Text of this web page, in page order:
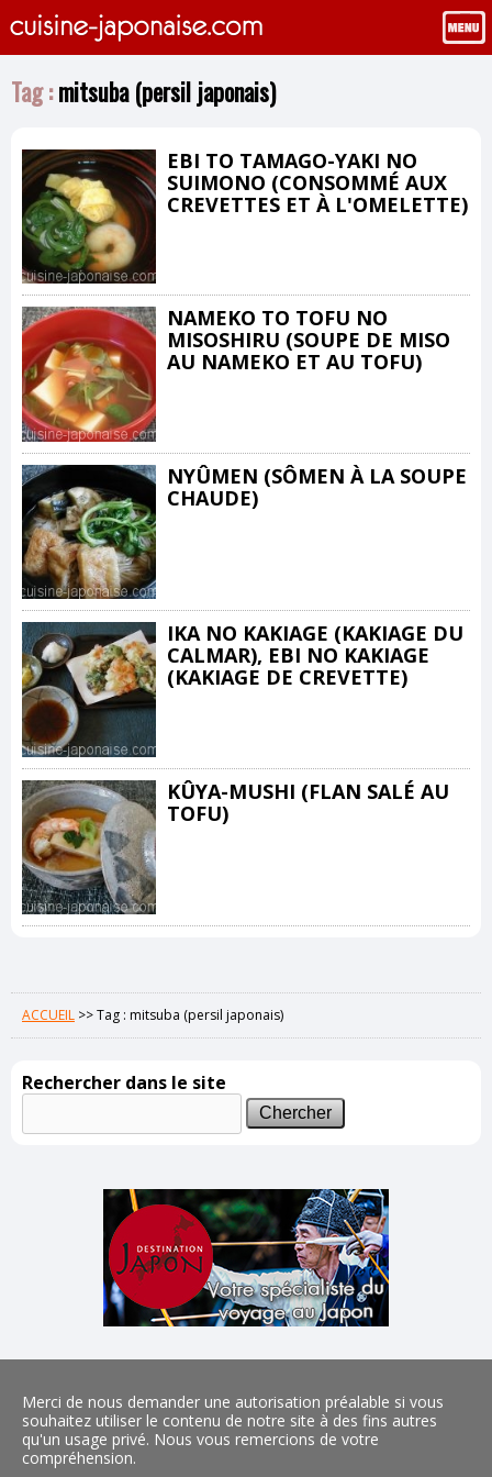
Tag :mitsuba (persil japonais)
EBI TO TAMAGO-YAKI NO
SUIMONO (CONSOMMÉ AUX
CREVETTES ET À L'OMELETTE)
NAMEKO TO TOFU NO
MISOSHIRU (SOUPE DE MISO
AU NAMEKO ET AU TOFU)
NYÛMEN (SÔMEN À LA SOUPE
CHAUDE)
IKA NO KAKIAGE (KAKIAGE DU
CALMAR), EBI NO KAKIAGE
(KAKIAGE DE CREVETTE)
KÛYA-MUSHI (FLAN SALÉ AU
TOFU)
ACCUEIL >>Tag : mitsuba (persil japonais)
Rechercher dans le site
Merci de nous demander une autorisation préalable si vous
souhaitez utiliser le contenu de notre site à des fins autres
qu'un usage privé. Nous vous remercions de votre
compréhension.